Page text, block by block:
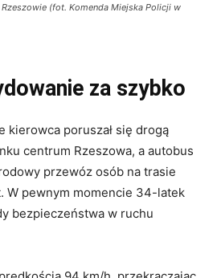
(fot. Komenda Miejska Policji w
za szybko
kierowca poruszał się drogą
centrum Rzeszowa, a autobus
przewóz osób na trasie
W pewnym momencie 34-latek
bezpieczeństwa w ruchu